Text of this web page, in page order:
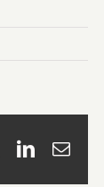
LinkedIn
Email